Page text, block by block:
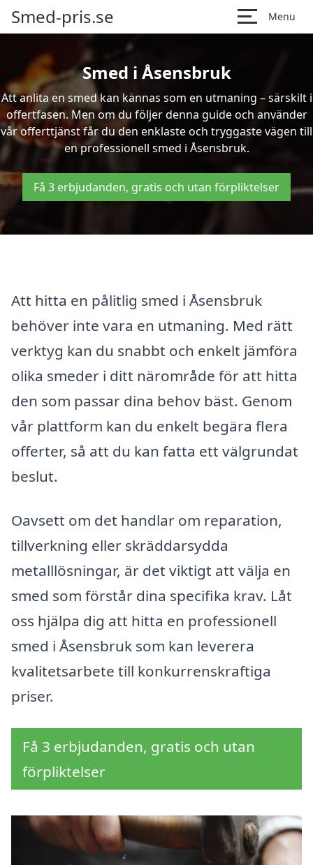
Smed-pris.se Menu
Smed i Åsensbruk
Att anlita en smed kan kännas som en utmaning – särskilt i
offertfasen. Men om du följer denna guide och använder
vår offerttjänst får du den enklaste och tryggaste vägen till
en professionell smed i Åsensbruk.
Få 3 erbjudanden, gratis och utan förpliktelser
Att hitta en pålitlig smed i Åsensbruk
behöver inte vara en utmaning. Med rätt
verktyg kan du snabbt och enkelt jämföra
olika smeder i ditt närområde för att hitta
den som passar dina behov bäst. Genom
vår plattform kan du enkelt begära flera
offerter, så att du kan fatta ett välgrundat
beslut.
Oavsett om det handlar om reparation,
tillverkning eller skräddarsydda
metalllösningar, är det viktigt att välja en
smed som förstår dina specifika krav. Låt
oss hjälpa dig att hitta en professionell
smed i Åsensbruk som kan leverera
kvalitetsarbete till konkurrenskraftiga
priser.
Få 3 erbjudanden, gratis och utan
förpliktelser